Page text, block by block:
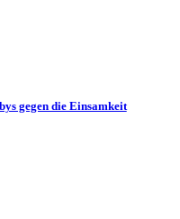
gegen die Einsamkeit